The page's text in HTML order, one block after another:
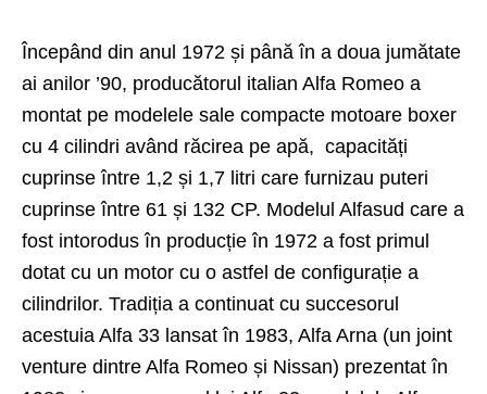
Începând din anul 1972 și până în a doua jumătate
ai anilor ’90, producătorul italian Alfa Romeo a
montat pe modelele sale compacte motoare boxer
cu 4 cilindri având răcirea pe apă, capacități
cuprinse între 1,2 și 1,7 litri care furnizau puteri
cuprinse între 61 și 132 CP. Modelul Alfasud care a
fost intorodus în producție în 1972 a fost primul
dotat cu un motor cu o astfel de configurație a
cilindrilor. Tradiția a continuat cu succesorul
acestuia Alfa 33 lansat în 1983, Alfa Arna (un joint
venture dintre Alfa Romeo și Nissan) prezentat în